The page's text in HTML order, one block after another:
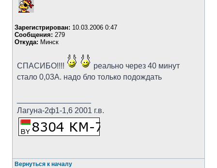
Зарегистрирован: 10.03.2006 0:47
Сообщения: 279
Откуда: Минск
СПАСИБО!!!!
реально через 40 минут
стало 0,03А. надо бло только подождать
Лагуна-2ф1-1,6 2001 г.в.
Вернуться к началу